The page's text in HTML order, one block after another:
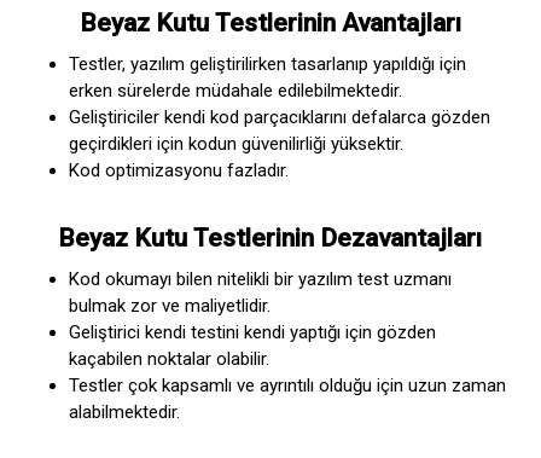
Beyaz Kutu Testlerinin Avantajları
Testler, yazılım geliştirilirken tasarlanıp yapıldığı için
erken sürelerde müdahale edilebilmektedir.
Geliştiriciler kendi kod parçacıklarını defalarca gözden
geçirdikleri için kodun güvenilirliği yüksektir.
Kod optimizasyonu fazladır.
Beyaz Kutu Testlerinin Dezavantajları
Kod okumayı bilen nitelikli bir yazılım test uzmanı
bulmak zor ve maliyetlidir.
Geliştirici kendi testini kendi yaptığı için gözden
kaçabilen noktalar olabilir.
Testler çok kapsamlı ve ayrıntılı olduğu için uzun zaman
alabilmektedir.